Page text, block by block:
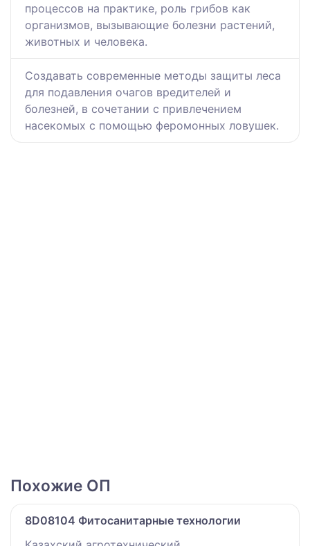
процессов на практике, роль грибов как
организмов, вызывающие болезни растений,
животных и человека.
Создавать современные методы защиты леса
для подавления очагов вредителей и
болезней, в сочетании с привлечением
насекомых с помощью феромонных ловушек.
Похожие ОП
8D08104 Фитосанитарные технологии